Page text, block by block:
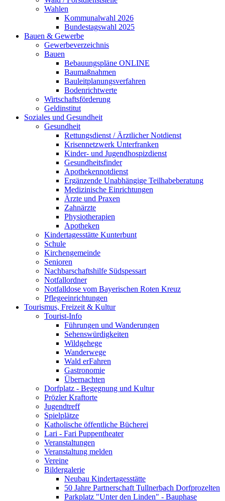
Wahlen
Kommunalwahl 2026
Bundestagswahl 2025
Bauen & Gewerbe
Gewerbeverzeichnis
Bauen
Bebauungspläne ONLINE
Baumaßnahmen
Bauleitplanungsverfahren
Bodenrichtwerte
Wirtschaftsförderung
Geldinstitut
Soziales und Gesundheit
Gesundheit
Rettungsdienst / Ärztlicher Notdienst
Krisennetzwerk Unterfranken
Kinder- und Jugendhospizdienst
Gesundheitsfinder
Apothekennotdienst
Ergänzende Unabhängige Teilhabeberatung
Medizinische Einrichtungen
Ärzte und Praxen
Zahnärzte
Physiotherapien
Apotheken
Kindertagesstätte Kunterbunt
Schule
Kirchengemeinde
Senioren
Nachbarschaftshilfe Südspessart
Notfallordner
Notfalldose vom Bayerischen Roten Kreuz
Pflegeeinrichtungen
Tourismus, Freizeit & Kultur
Tourist-Info
Führungen und Wanderungen
Sehenswürdigkeiten
Wildgehege
Wanderwege
Wald erFahren
Gastronomie
Übernachten
Dorfplatz - Begegnung und Kultur
Prözler Kraftorte
Jugendtreff
Spielplätze
Katholische öffentliche Bücherei
Lari - Fari Puppentheater
Veranstaltungen
Veranstaltung melden
Vereine
Bildergalerie
Neubau Kindertagesstätte
50 Jahre Partnerschaft Tullnerbach Dorfprozelten
Parkplatz "Unter den Linden" - Bauphase